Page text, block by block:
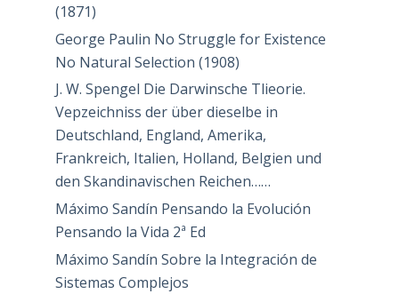
(1871)
George Paulin No Struggle for Existence
No Natural Selection (1908)
J. W. Spengel Die Darwinsche Tlieorie.
Vepzeichniss der über dieselbe in
Deutschland, England, Amerika,
Frankreich, Italien, Holland, Belgien und
den Skandinavischen Reichen……
Máximo Sandín Pensando la Evolución
Pensando la Vida 2ª Ed
Máximo Sandín Sobre la Integración de
Sistemas Complejos